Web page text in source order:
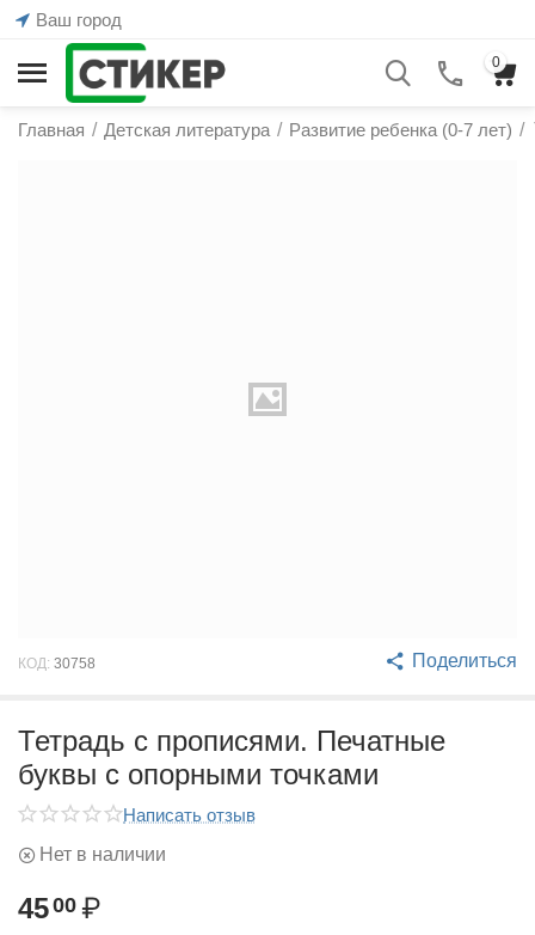
Ваш город
0
Главная / Детская литература / Развитие ребенка (0-7 лет) /
КОД: 30758 Поделиться
Тетрадь с прописями. Печатные
буквы с опорными точками
Написать отзыв
Нет в наличии
4500 ₽